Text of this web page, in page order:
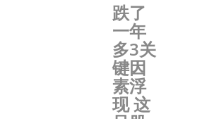
跌了
一年
多3关
键因
素浮
现 这